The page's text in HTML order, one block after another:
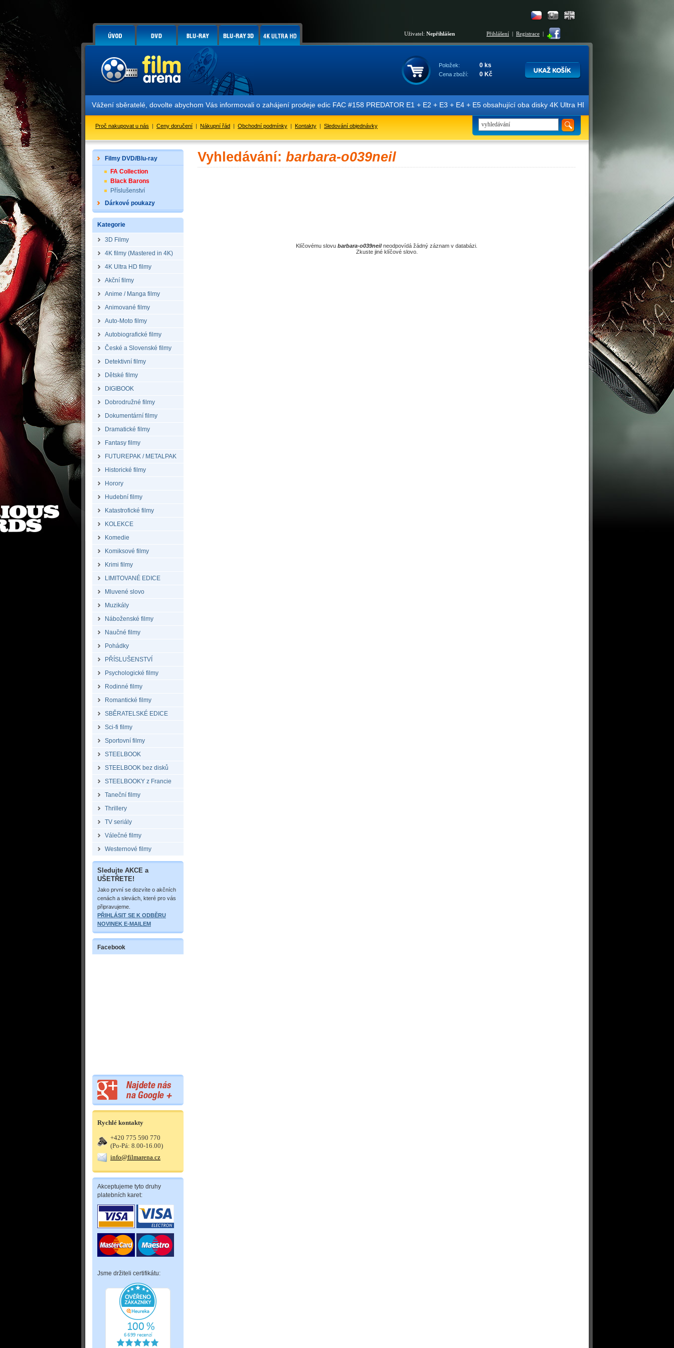
Uživatel: Nepřihlášen Přihlášení | Registrace |
Položek: 0 ks
Cena zboží: 0 Kč
Vážení sběratelé, dovolte abychom Vás informovali o zahájení prodeje edic FAC #158 PREDATOR E1 + E2 + E3 + E4 + E5 obsahující oba disky 4K Ultra HD + Blu-ray 3D/2D.
Proč nakupovat u nás | Ceny doručení | Nákupní řád | Obchodní podmínky | Kontakty | Sledování objednávky
Filmy DVD/Blu-ray
FA Collection
Black Barons
Příslušenství
Dárkové poukazy
Kategorie
3D Filmy
4K filmy (Mastered in 4K)
4K Ultra HD filmy
Akční filmy
Anime / Manga filmy
Animované filmy
Auto-Moto filmy
Autobiografické filmy
České a Slovenské filmy
Detektivní filmy
Dětské filmy
DIGIBOOK
Dobrodružné filmy
Dokumentární filmy
Dramatické filmy
Fantasy filmy
FUTUREPAK / METALPAK
Historické filmy
Horory
Hudební filmy
Katastrofické filmy
KOLEKCE
Komedie
Komiksové filmy
Krimi filmy
LIMITOVANÉ EDICE
Mluvené slovo
Muzikály
Náboženské filmy
Naučné filmy
Pohádky
PŘÍSLUŠENSTVÍ
Psychologické filmy
Rodinné filmy
Romantické filmy
SBĚRATELSKÉ EDICE
Sci-fi filmy
Sportovní filmy
STEELBOOK
STEELBOOK bez disků
STEELBOOKY z Francie
Taneční filmy
Thrillery
TV seriály
Válečné filmy
Westernové filmy
Sledujte AKCE a
UŠETŘETE!
Jako první se dozvíte o akčních
cenách a slevách, které pro vás
připravujeme.
PŘIHLÁSIT SE K ODBĚRU
NOVINEK E-MAILEM
Facebook
Rychlé kontakty
+420 775 590 770
(Po-Pá: 8.00-16.00)
info@filmarena.cz
Akceptujeme tyto druhy
platebních karet:
Jsme držiteli certifikátu:
Vyhledávání: barbara-o039neil
Klíčovému slovu barbara-o039neilneodpovídá žádný záznam v databázi.
Zkuste jiné klíčové slovo.